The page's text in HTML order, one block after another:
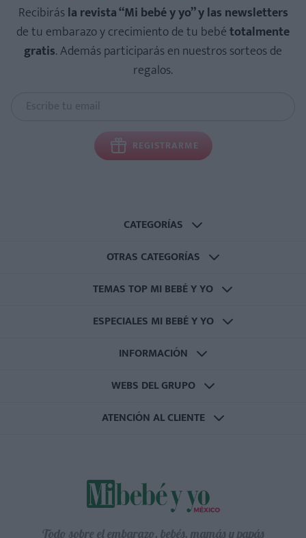
Recibirásla revista “Mi bebé y yo” y las newsletters
de tu embarazo y crecimiento de tu bebétotalmente
gratis. Además participarás en nuestros sorteos de
regalos.
REGISTRARME
CATEGORÍAS
OTRAS CATEGORÍAS
TEMAS TOP MI BEBÉ Y YO
ESPECIALES MI BEBÉ Y YO
INFORMACIÓN
WEBS DEL GRUPO
ATENCIÓN AL CLIENTE
Todo sobre el embarazo, bebés, mamás y papás